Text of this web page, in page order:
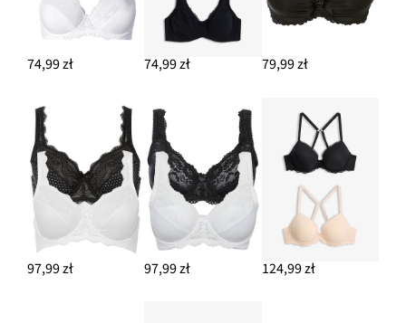
74,99 zł 74,99 zł 79,99 zł
97,99 zł 97,99 zł 124,99 zł